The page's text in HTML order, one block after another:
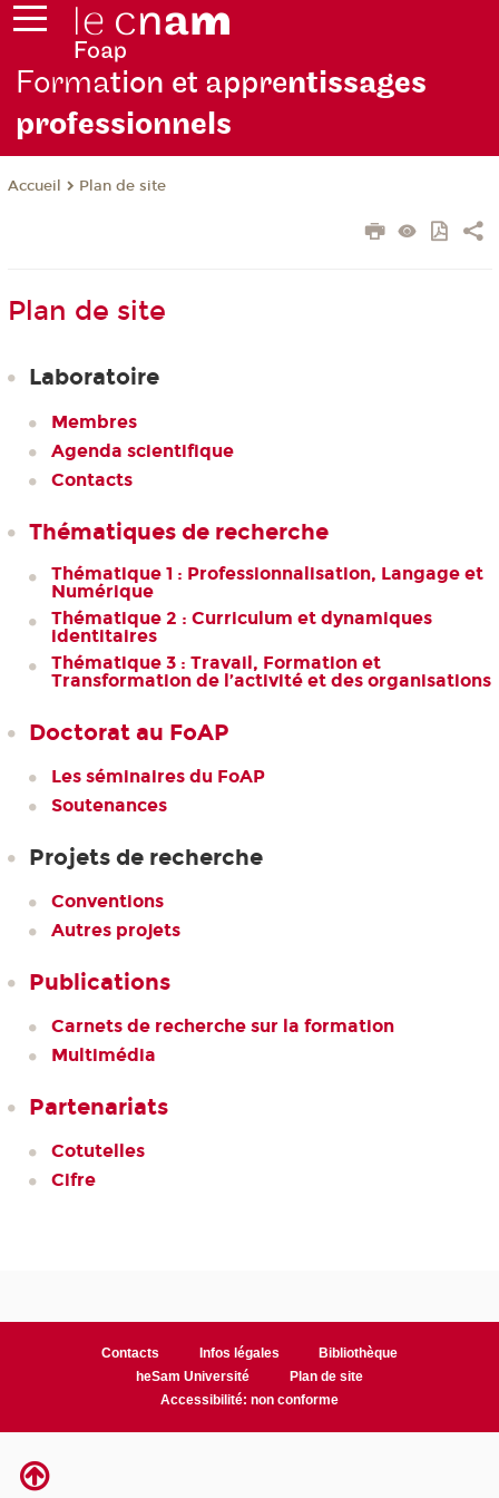
Formation et apprentissages
professionnels
Accueil Plan de site
Plan de site
Laboratoire
Membres
Agenda scientifique
Contacts
Thématiques de recherche
Thématique 1 : Professionnalisation, Langage et
Numérique
Thématique 2 : Curriculum et dynamiques
identitaires
Thématique 3 : Travail, Formation et
Transformation de l’activité et des organisations
Doctorat au FoAP
Les séminaires du FoAP
Soutenances
Projets de recherche
Conventions
Autres projets
Publications
Carnets de recherche sur la formation
Multimédia
Partenariats
Cotutelles
Cifre
Contacts Infos légales
Bibliothèque
heSam Université
Plan de site
Accessibilité: non conforme